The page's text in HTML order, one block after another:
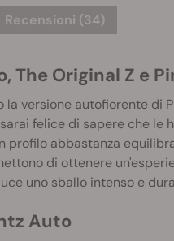
Recensioni (34)
The Original Z e
versione autofiorente di
felice di sapere che le
profilo abbastanza
di ottenere
uno sballo intenso e
Auto